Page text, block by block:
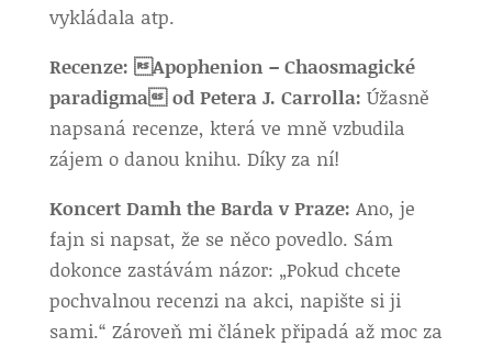
vykládala atp.
Recenze: Apophenion – Chaosmagické
paradigma od Petera J. Carrolla: Úžasně
napsaná recenze, která ve mně vzbudila
zájem o danou knihu. Díky za ní!
Koncert Damh the Barda v Praze: Ano, je
fajn si napsat, že se něco povedlo. Sám
dokonce zastávám názor: „Pokud chcete
pochvalnou recenzi na akci, napište si ji
sami.“ Zároveň mi článek připadá až moc za